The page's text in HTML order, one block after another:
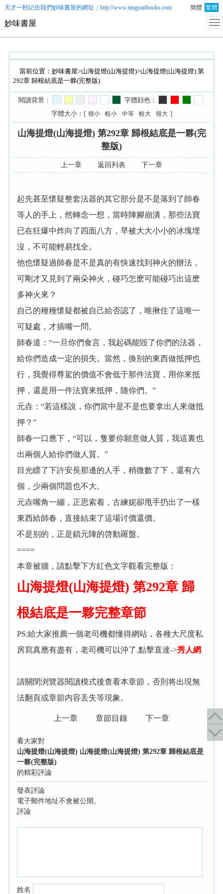
天才一秒記住我們妙味書屋的網址：http://www.tangsanbooks.com 簡體 繁體
妙味書屋
當前位置： 妙味書屋>山海提燈(山海提燈)>山海提燈(山海提燈) 第
292章 歸根結底是一夥(完整版)
閱讀背景：
字體顔色：
字體大小：[ 很小 較小 中等 較大 很大 ]
山海提燈(山海提燈) 第292章 歸根結底是一夥(完
整版)
上一章 返回列表 下一章
起先甚至懷疑整套法器的其它部分是不是落到了師春
等人的手上，然轉念一想，當時陣腳崩潰，那些法寶
已在狂爆中炸向了四面八方，早被大大小小的冰塊埋
沒，不可能輕易找全。
他也懷疑過師春是不是真的有快速找到神火的辦法，
可剛才又見到了兩朵神火，碰巧怎麽可能碰巧出這麽
多神火來？
自己的種種懷疑都被自己給否認了，唯揪住了這唯一
可疑處，才插嘴一問。
師春道：“一旦你們食言，我起碼能毀了你們的法器，
給你們造成一定的損失。當然，換别的東西做抵押也
行，我覺得尊駕的價值不會低于那件法寶，用你來抵
押，還是用一件法寶來抵押，随你們。”
元垚：“若這樣說，你們當中是不是也要拿出人來做抵
押？”
師春一口應下，“可以，隻要你願意做人質，我這裏也
出兩個人給你們做人質。”
目光瞟了下許安長那邊的人手，稍微數了下，還有六
個，少兩個問題也不大。
元垚嘴角一繃，正思索着，古練妮卻甩手扔出了一樣
東西給師春，直接結束了這場讨價還價。
不是别的，正是鎖元陣的啓動羅盤。
====
本章被牆，請點擊下方紅色文字觀看完整版：
山海提燈(山海提燈) 第292章 歸
根結底是一夥完整章節
PS:給大家推薦一個老司機都懂得網站，各種大尺度私
房寫真應有盡有，老司機可以沖了.點擊直達->秀人網
請關閉浏覽器閱讀模式後查看本章節，否則将出現無
法翻頁或章節内容丢失等現象。
上一章 章節目錄 下一章
看大家對
山海提燈(山海提燈) 山海提燈(山海提燈) 第292章 歸根結底是
一夥(完整版)
的精彩評論
發表評論
電子郵件地址不會被公開。
評論
姓名